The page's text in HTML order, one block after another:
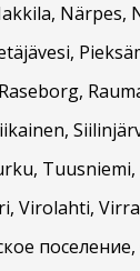
Virolahti,